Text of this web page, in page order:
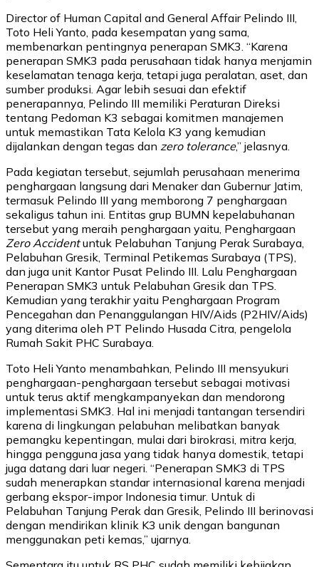
Director of Human Capital and General Affair Pelindo III,
Toto Heli Yanto, pada kesempatan yang sama,
membenarkan pentingnya penerapan SMK3. “Karena
penerapan SMK3 pada perusahaan tidak hanya menjamin
keselamatan tenaga kerja, tetapi juga peralatan, aset, dan
sumber produksi. Agar lebih sesuai dan efektif
penerapannya, Pelindo III memiliki Peraturan Direksi
tentang Pedoman K3 sebagai komitmen manajemen
untuk memastikan Tata Kelola K3 yang kemudian
dijalankan dengan tegas dan zero tolerance,” jelasnya.
Pada kegiatan tersebut, sejumlah perusahaan menerima
penghargaan langsung dari Menaker dan Gubernur Jatim,
termasuk Pelindo III yang memborong 7 penghargaan
sekaligus tahun ini. Entitas grup BUMN kepelabuhanan
tersebut yang meraih penghargaan yaitu, Penghargaan
Zero Accidentuntuk Pelabuhan Tanjung Perak Surabaya,
Pelabuhan Gresik, Terminal Petikemas Surabaya (TPS),
dan juga unit Kantor Pusat Pelindo III. Lalu Penghargaan
Penerapan SMK3 untuk Pelabuhan Gresik dan TPS.
Kemudian yang terakhir yaitu Penghargaan Program
Pencegahan dan Penanggulangan HIV/Aids (P2HIV/Aids)
yang diterima oleh PT Pelindo Husada Citra, pengelola
Rumah Sakit PHC Surabaya.
Toto Heli Yanto menambahkan, Pelindo III mensyukuri
penghargaan-penghargaan tersebut sebagai motivasi
untuk terus aktif mengkampanyekan dan mendorong
implementasi SMK3. Hal ini menjadi tantangan tersendiri
karena di lingkungan pelabuhan melibatkan banyak
pemangku kepentingan, mulai dari birokrasi, mitra kerja,
hingga pengguna jasa yang tidak hanya domestik, tetapi
juga datang dari luar negeri. “Penerapan SMK3 di TPS
sudah menerapkan standar internasional karena menjadi
gerbang ekspor-impor Indonesia timur. Untuk di
Pelabuhan Tanjung Perak dan Gresik, Pelindo III berinovasi
dengan mendirikan klinik K3 unik dengan bangunan
menggunakan peti kemas,” ujarnya.